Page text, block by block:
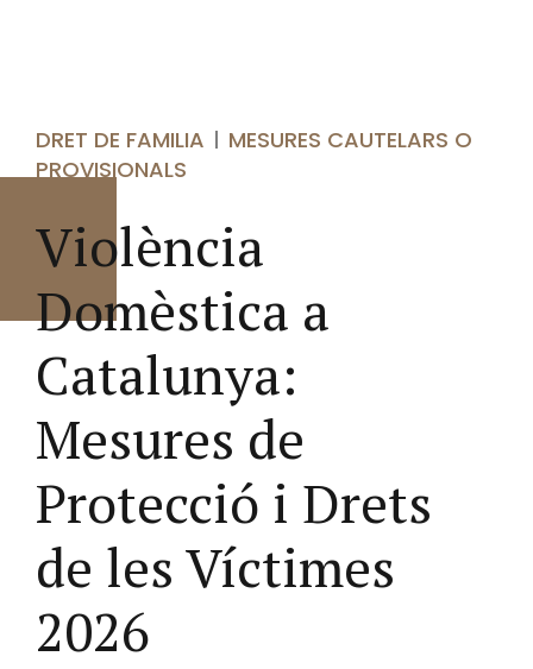
DRET DE FAMILIA
MESURES CAUTELARS O
PROVISIONALS
Violència
Domèstica a
Catalunya:
Mesures de
Protecció i Drets
de les Víctimes
2026